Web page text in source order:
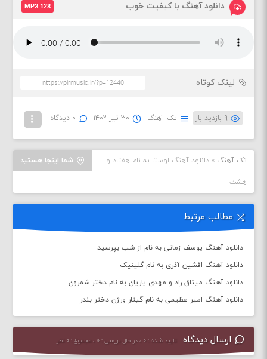
دانلود آهنگ با کیفیت خوب MP3 128
لینک کوتاه
۹ بازدید بار تک آهنگ ۳۰ تیر ۱۴۰۲ ۰ دیدگاه
شما اینجا هستید تک آهنگ »دانلود آهنگ اوستا به نام هفتاد و
هشت
مطالب مرتبط
دانلود آهنگ یوسف زمانی به نام از شب بپرسید
دانلود آهنگ افشین آذری به نام گلینیک
دانلود آهنگ میثاق راد و مهدی یاریان به نام دختر شمرون
دانلود آهنگ امیر عظیمی به نام گیتار ورژن دختر بندر
ارسال دیدگاه تایید شده : ۰ ، در حال بررسی : ۰ ، مجموع : ۰ نظر